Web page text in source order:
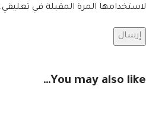
لاستخدامها المرة المقبلة في تعليقي.
You may also like…